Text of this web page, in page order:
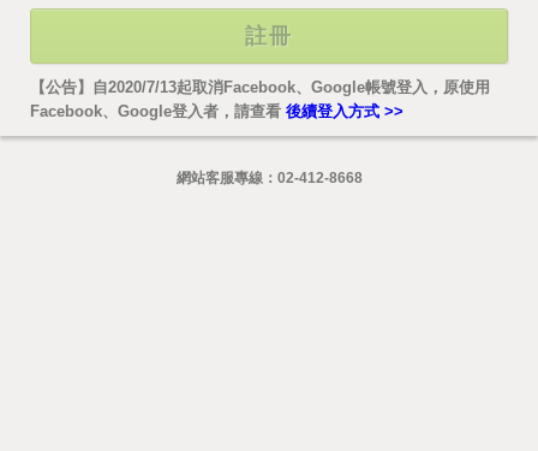
註冊
【公告】自2020/7/13起取消Facebook、Google帳號登入，原使用
Facebook、Google登入者，請查看 後續登入方式 >>
網站客服專線： 02-412-8668